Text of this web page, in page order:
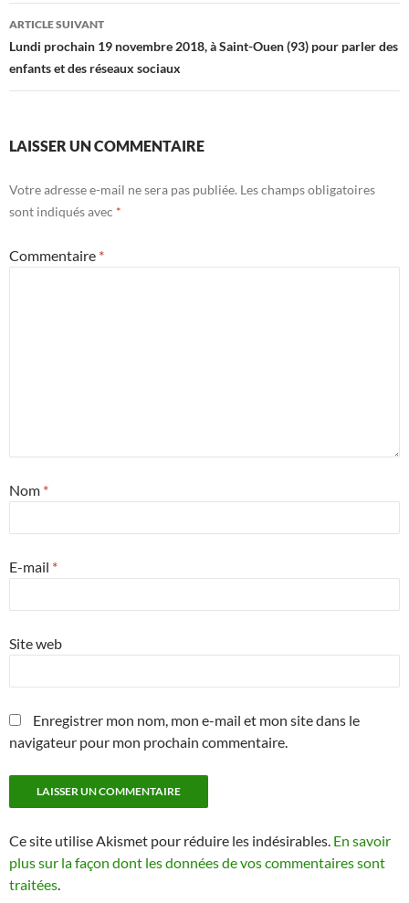
articles
ARTICLE SUIVANT
Lundi prochain 19 novembre 2018, à Saint-Ouen (93) pour parler des
enfants et des réseaux sociaux
LAISSER UN COMMENTAIRE
Votre adresse e-mail ne sera pas publiée. Les champs obligatoires
sont indiqués avec *
Commentaire *
Nom *
E-mail *
Site web
Enregistrer mon nom, mon e-mail et mon site dans le
navigateur pour mon prochain commentaire.
Ce site utilise Akismet pour réduire les indésirables. En savoir
plus sur la façon dont les données de vos commentaires sont
traitées.